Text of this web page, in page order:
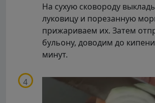
На сухую сковороду
луковицу и порезанную
прижариваем их. Затем
бульону, доводим до
минут.